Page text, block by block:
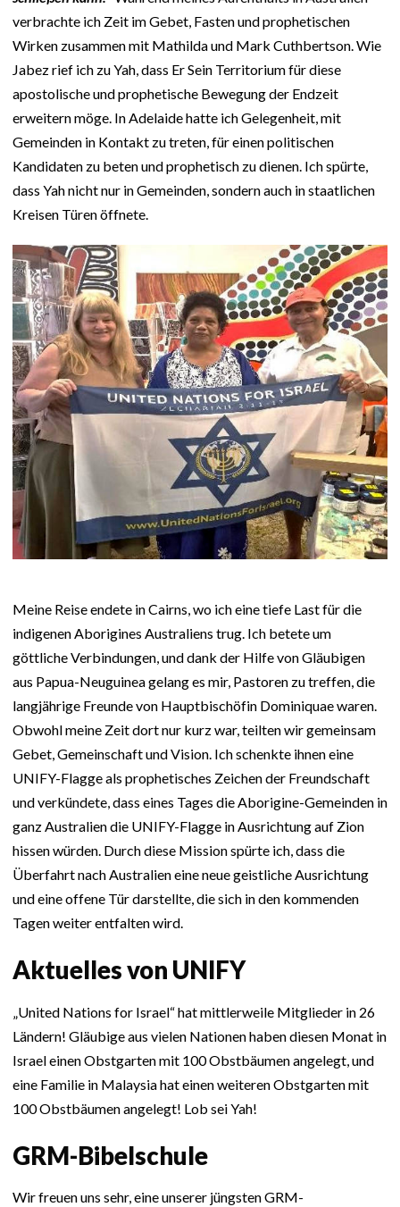
verbrachte ich Zeit im Gebet, Fasten und prophetischen
Wirken zusammen mit Mathilda und Mark Cuthbertson. Wie
Jabez rief ich zu Yah, dass Er Sein Territorium für diese
apostolische und prophetische Bewegung der Endzeit
erweitern möge. In Adelaide hatte ich Gelegenheit, mit
Gemeinden in Kontakt zu treten, für einen politischen
Kandidaten zu beten und prophetisch zu dienen. Ich spürte,
dass Yah nicht nur in Gemeinden, sondern auch in staatlichen
Kreisen Türen öffnete.
Meine Reise endete in Cairns, wo ich eine tiefe Last für die
indigenen Aborigines Australiens trug. Ich betete um
göttliche Verbindungen, und dank der Hilfe von Gläubigen
aus Papua-Neuguinea gelang es mir, Pastoren zu treffen, die
langjährige Freunde von Hauptbischöfin Dominiquae waren.
Obwohl meine Zeit dort nur kurz war, teilten wir gemeinsam
Gebet, Gemeinschaft und Vision. Ich schenkte ihnen eine
UNIFY-Flagge als prophetisches Zeichen der Freundschaft
und verkündete, dass eines Tages die Aborigine-Gemeinden in
ganz Australien die UNIFY-Flagge in Ausrichtung auf Zion
hissen würden. Durch diese Mission spürte ich, dass die
Überfahrt nach Australien eine neue geistliche Ausrichtung
und eine offene Tür darstellte, die sich in den kommenden
Tagen weiter entfalten wird.
Aktuelles von UNIFY
„United Nations for Israel“ hat mittlerweile Mitglieder in 26
Ländern! Gläubige aus vielen Nationen haben diesen Monat in
Israel einen Obstgarten mit 100 Obstbäumen angelegt, und
eine Familie in Malaysia hat einen weiteren Obstgarten mit
100 Obstbäumen angelegt! Lob sei Yah!
GRM-Bibelschule
Wir freuen uns sehr, eine unserer jüngsten GRM-